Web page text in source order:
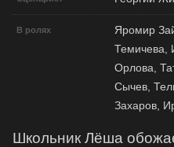
В ролях
Яромир
Темичева,
Орлова,
Сычев,
Захаров,
Школьник Лёша